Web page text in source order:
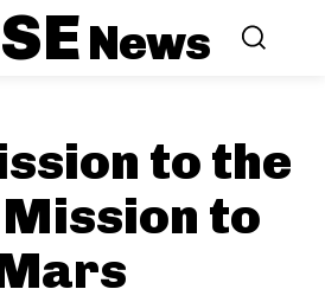
News
to the
Mission to